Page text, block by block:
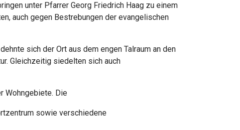
unter Pfarrer Georg Friedrich Haag zu einem
auch gegen Bestrebungen der evangelischen
sich der Ort aus dem engen Talraum an den
Gleichzeitig siedelten sich auch
Wohngebiete. Die
sowie verschiedene